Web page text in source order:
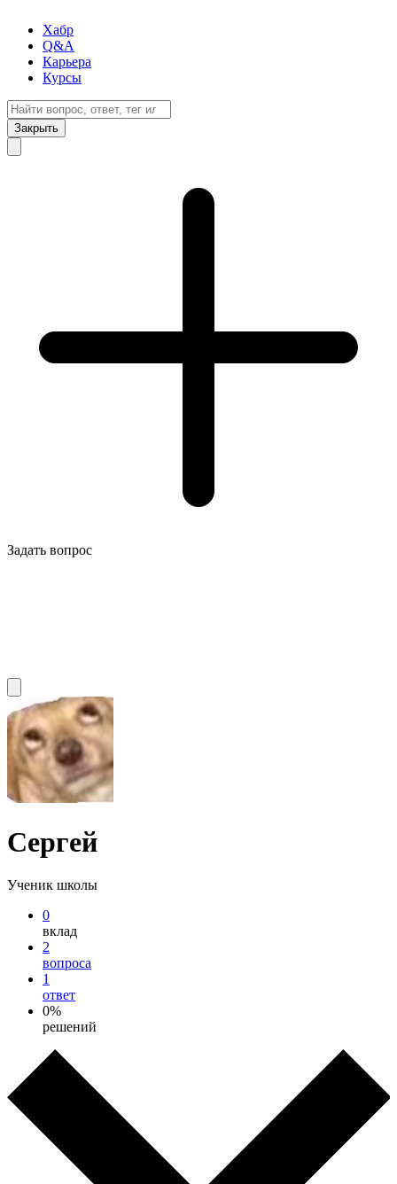
Хабр
Q&A
Карьера
Курсы
Закрыть
Задать вопрос
Сергей
Ученик школы
0
вклад
2
вопроса
1
ответ
0%
решений